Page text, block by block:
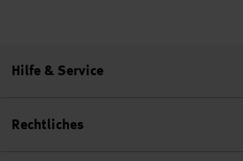
Hilfe & Service
Rechtliches